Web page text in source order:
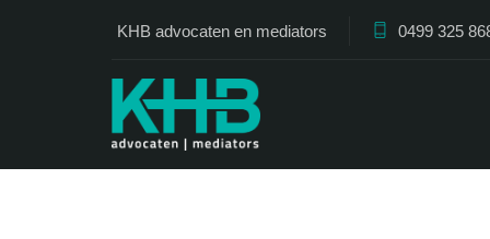
KHB advocaten en mediators 0499 325